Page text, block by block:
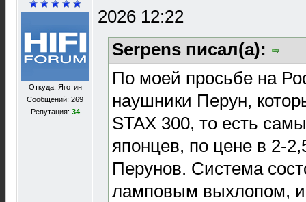
Откуда: Яготин
Сообщений: 269
Репутация: 34
2026 12:22
Serpens писал(а):
По моей просьбе на
наушники Перун,
STAX 300, то есть
японцев, по цене в 2-
Перунов. Система
ламповым выхлопом,